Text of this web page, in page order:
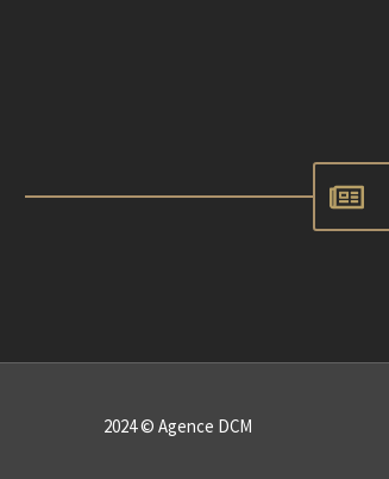
2024 © Agence DCM